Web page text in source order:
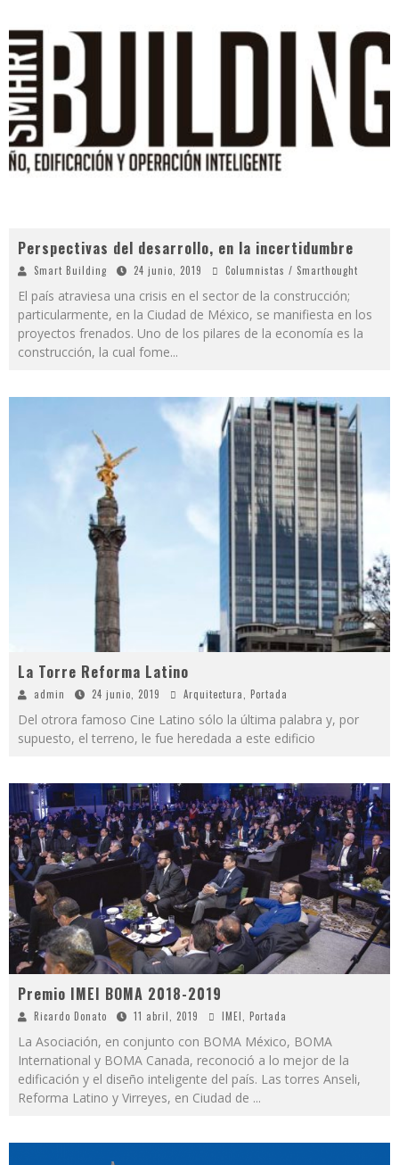
Perspectivas del desarrollo, en la incertidumbre
Smart Building 24 junio, 2019 Columnistas / Smarthought
El país atraviesa una crisis en el sector de la construcción;
particularmente, en la Ciudad de México, se manifiesta en los
proyectos frenados. Uno de los pilares de la economía es la
construcción, la cual fome...
La Torre Reforma Latino
admin 24 junio, 2019 Arquitectura Portada
Del otrora famoso Cine Latino sólo la última palabra y, por
supuesto, el terreno, le fue heredada a este edificio
Premio IMEI BOMA 2018-2019
Ricardo Donato 11 abril, 2019 IMEI Portada
La Asociación, en conjunto con BOMA México, BOMA
International y BOMA Canada, reconoció a lo mejor de la
edificación y el diseño inteligente del país. Las torres Anseli,
Reforma Latino y Virreyes, en Ciudad de ...